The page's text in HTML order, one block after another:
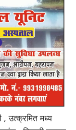
, उत्क्रमित मध्य